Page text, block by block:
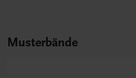
Musterbände